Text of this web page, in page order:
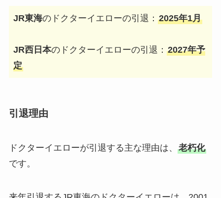
JR東海のドクターイエローの引退： 2025年1月
JR西日本のドクターイエローの引退： 2027年予
定
引退理由
ドクターイエローが引退する主な理由は、 老朽化
です。